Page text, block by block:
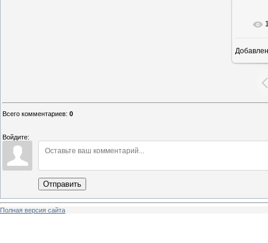
Всего комментариев: 0
Войдите:
Отправить
Полная версия сайта